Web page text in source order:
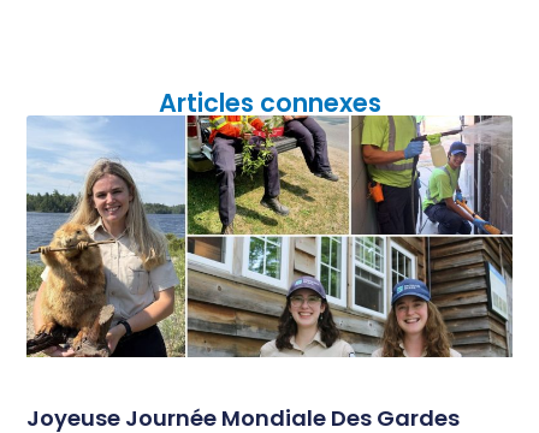
Articles connexes
Joyeuse Journée Mondiale Des Gardes